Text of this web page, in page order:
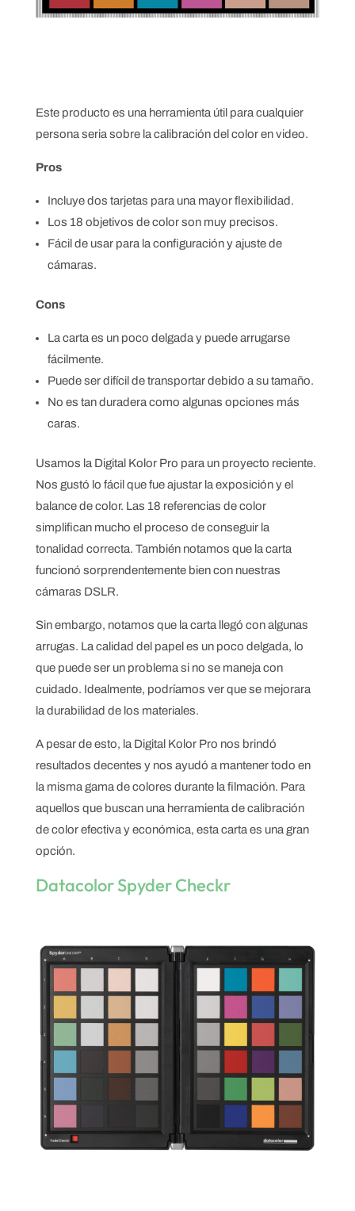
Este producto es una herramienta útil para cualquier
persona seria sobre la calibración del color en video.
Pros
Incluye dos tarjetas para una mayor flexibilidad.
Los 18 objetivos de color son muy precisos.
Fácil de usar para la configuración y ajuste de
cámaras.
Cons
La carta es un poco delgada y puede arrugarse
fácilmente.
Puede ser difícil de transportar debido a su tamaño.
No es tan duradera como algunas opciones más
caras.
Usamos la Digital Kolor Pro para un proyecto reciente.
Nos gustó lo fácil que fue ajustar la exposición y el
balance de color. Las 18 referencias de color
simplifican mucho el proceso de conseguir la
tonalidad correcta. También notamos que la carta
funcionó sorprendentemente bien con nuestras
cámaras DSLR.
Sin embargo, notamos que la carta llegó con algunas
arrugas. La calidad del papel es un poco delgada, lo
que puede ser un problema si no se maneja con
cuidado. Idealmente, podríamos ver que se mejorara
la durabilidad de los materiales.
A pesar de esto, la Digital Kolor Pro nos brindó
resultados decentes y nos ayudó a mantener todo en
la misma gama de colores durante la filmación. Para
aquellos que buscan una herramienta de calibración
de color efectiva y económica, esta carta es una gran
opción.
Datacolor Spyder Checkr